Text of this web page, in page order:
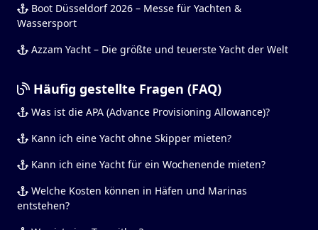
Boot Düsseldorf 2026 – Messe für Yachten &
Wassersport
Azzam Yacht – Die größte und teuerste Yacht der Welt
Häufig gestellte Fragen (FAQ)
Was ist die APA (Advance Provisioning Allowance)?
Kann ich eine Yacht ohne Skipper mieten?
Kann ich eine Yacht für ein Wochenende mieten?
Welche Kosten können in Häfen und Marinas
entstehen?